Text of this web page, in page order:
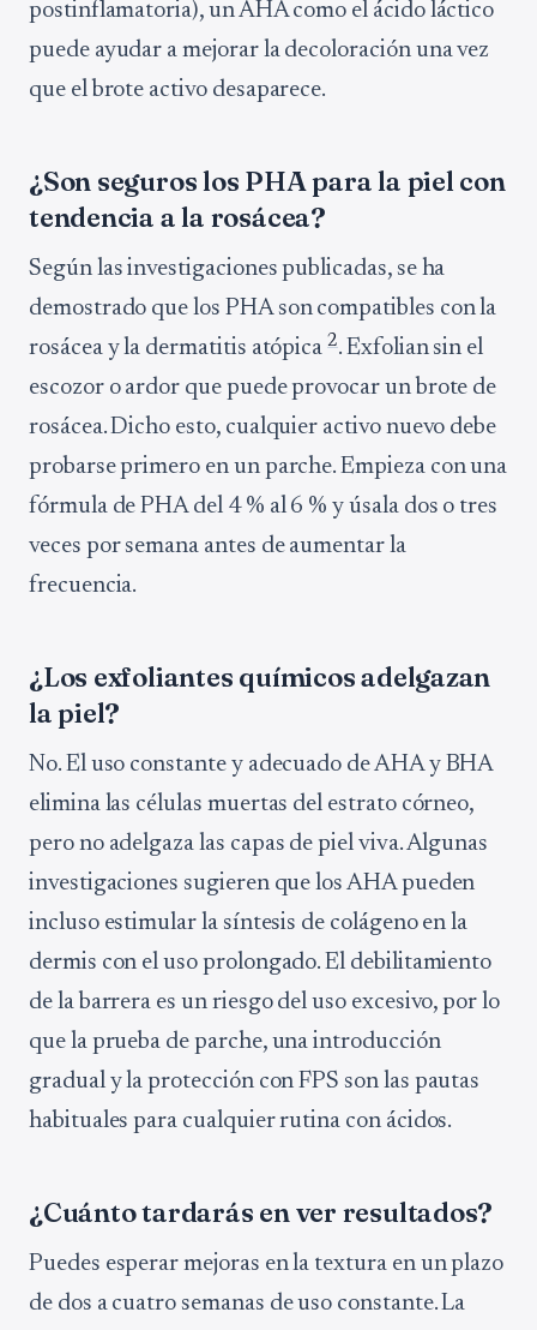
postinflamatoria), un AHA como el ácido láctico
puede ayudar a mejorar la decoloración una vez
que el brote activo desaparece.
¿Son seguros los PHA para la piel con
tendencia a la rosácea?
Según las investigaciones publicadas, se ha
demostrado que los PHA son compatibles con la
rosácea y la dermatitis atópica2. Exfolian sin el
escozor o ardor que puede provocar un brote de
rosácea. Dicho esto, cualquier activo nuevo debe
probarse primero en un parche. Empieza con una
fórmula de PHA del 4 % al 6 % y úsala dos o tres
veces por semana antes de aumentar la
frecuencia.
¿Los exfoliantes químicos adelgazan
la piel?
No. El uso constante y adecuado de AHA y BHA
elimina las células muertas del estrato córneo,
pero no adelgaza las capas de piel viva. Algunas
investigaciones sugieren que los AHA pueden
incluso estimular la síntesis de colágeno en la
dermis con el uso prolongado. El debilitamiento
de la barrera es un riesgo del uso excesivo, por lo
que la prueba de parche, una introducción
gradual y la protección con FPS son las pautas
habituales para cualquier rutina con ácidos.
¿Cuánto tardarás en ver resultados?
Puedes esperar mejoras en la textura en un plazo
de dos a cuatro semanas de uso constante. La